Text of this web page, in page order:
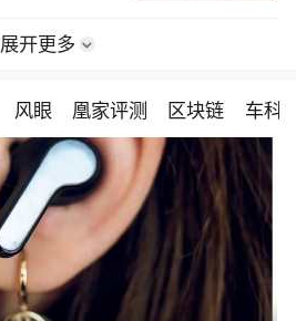
展开更多
风眼 凰家评测 区块链 车科